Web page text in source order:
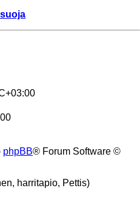
phpBB® Forum Software ©
harritapio, Pettis)